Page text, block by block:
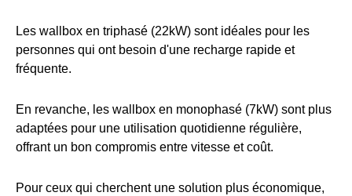
Les wallbox en triphasé (22kW) sont idéales pour les
personnes qui ont besoin d'une recharge rapide et
fréquente.
En revanche, les wallbox en monophasé (7kW) sont plus
adaptées pour une utilisation quotidienne régulière,
offrant un bon compromis entre vitesse et coût.
Pour ceux qui cherchent une solution plus économique,